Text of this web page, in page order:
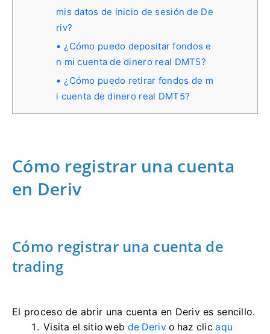
mis datos de inicio de sesión de De
riv?
¿Cómo puedo depositar fondos e
n mi cuenta de dinero real DMT5?
¿Cómo puedo retirar fondos de m
i cuenta de dinero real DMT5?
Cómo registrar una cuenta
en Deriv
Cómo registrar una cuenta de
trading
El proceso de abrir una cuenta en Deriv es sencillo.
Visita el sitio web de Deriv o haz clicaqu